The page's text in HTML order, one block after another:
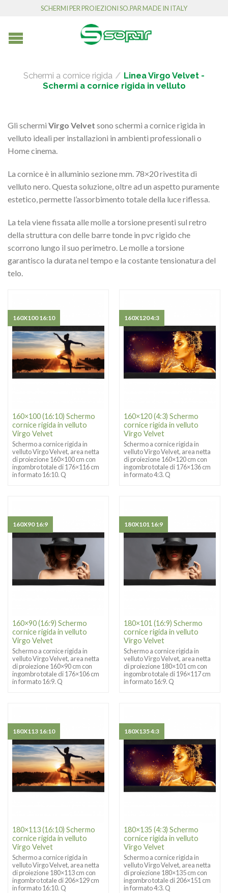
SCHERMI PER PROIEZIONI SO.PAR MADE IN ITALY
Schermi a cornice rigida / Linea Virgo Velvet -
Schermi a cornice rigida in velluto
Gli schermi Virgo Velvet sono schermi a cornice rigida in
velluto ideali per installazioni in ambienti professionali o
Home cinema.
La cornice è in alluminio sezione mm. 78×20 rivestita di
velluto nero. Questa soluzione, oltre ad un aspetto puramente
estetico, permette l’assorbimento totale della luce riflessa.
La tela viene fissata alle molle a torsione presenti sul retro
della struttura con delle barre tonde in pvc rigido che
scorrono lungo il suo perimetro. Le molle a torsione
garantisco la durata nel tempo e la costante tensionatura del
telo.
160×100 (16:10) Schermo
cornice rigida in velluto
Virgo Velvet
Schermo a cornice rigida in
velluto Virgo Velvet, area netta
di proiezione 160×100 cm con
ingombro totale di 176×116 cm
in formato 16:10. Q
160X100 16:10
160×120 (4:3) Schermo
cornice rigida in velluto
Virgo Velvet
Schermo a cornice rigida in
velluto Virgo Velvet, area netta
di proiezione 160×120 cm con
ingombro totale di 176×136 cm
in formato 4:3. Q
160X120 4:3
160×90 (16:9) Schermo
cornice rigida in velluto
Virgo Velvet
Schermo a cornice rigida in
velluto Virgo Velvet, area netta
di proiezione 160×90 cm con
ingombro totale di 176×106 cm
in formato 16:9. Q
160X90 16:9
180×101 (16:9) Schermo
cornice rigida in velluto
Virgo Velvet
Schermo a cornice rigida in
velluto Virgo Velvet, area netta
di proiezione 180×101 cm con
ingombro totale di 196×117 cm
in formato 16:9. Q
180X101 16:9
180×113 (16:10) Schermo
cornice rigida in velluto
Virgo Velvet
Schermo a cornice rigida in
velluto Virgo Velvet, area netta
di proiezione 180×113 cm con
ingombro totale di 206×129 cm
in formato 16:10. Q
180X113 16:10
180×135 (4:3) Schermo
cornice rigida in velluto
Virgo Velvet
Schermo a cornice rigida in
velluto Virgo Velvet, area netta
di proiezione 180×135 cm con
ingombro totale di 206×151 cm
in formato 4:3. Q
180X135 4:3